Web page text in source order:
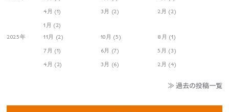
4月 (1)
3月 (2)
2月 (2)
1月 (2)
2025年
11月 (2) 10月 (5)
8月 (1)
7月 (1)
6月 (7)
5月 (3)
4月 (2)
3月 (6) 2月 (4)
≫ 過去の投稿一覧